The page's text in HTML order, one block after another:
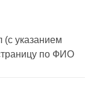
(с указанием
по ФИО